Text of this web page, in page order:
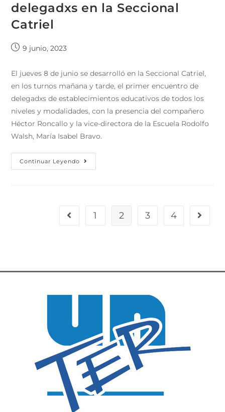
delegadxs en la Seccional
Catriel
9 junio, 2023
El jueves 8 de junio se desarrolló en la Seccional Catriel,
en los turnos mañana y tarde, el primer encuentro de
delegadxs de establecimientos educativos de todos los
niveles y modalidades, con la presencia del compañero
Héctor Roncallo y la vice-directora de la Escuela Rodolfo
Walsh, María Isabel Bravo.
Continuar Leyendo
1 2 3 4